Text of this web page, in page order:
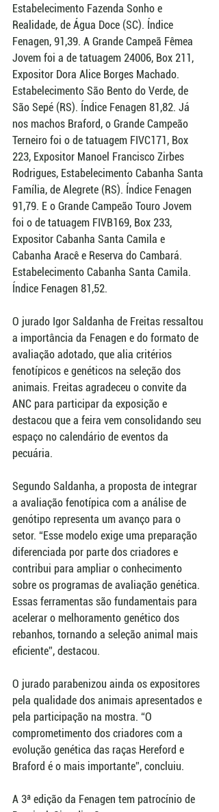
Estabelecimento Fazenda Sonho e
Realidade, de Água Doce (SC). Índice
Fenagen, 91,39. A Grande Campeã Fêmea
Jovem foi a de tatuagem 24006, Box 211,
Expositor Dora Alice Borges Machado.
Estabelecimento São Bento do Verde, de
São Sepé (RS). Índice Fenagen 81,82. Já
nos machos Braford, o Grande Campeão
Terneiro foi o de tatuagem FIVC171, Box
223, Expositor Manoel Francisco Zirbes
Rodrigues, Estabelecimento Cabanha Santa
Família, de Alegrete (RS). Índice Fenagen
91,79. E o Grande Campeão Touro Jovem
foi o de tatuagem FIVB169, Box 233,
Expositor Cabanha Santa Camila e
Cabanha Aracê e Reserva do Cambará.
Estabelecimento Cabanha Santa Camila.
Índice Fenagen 81,52.
O jurado Igor Saldanha de Freitas ressaltou
a importância da Fenagen e do formato de
avaliação adotado, que alia critérios
fenotípicos e genéticos na seleção dos
animais. Freitas agradeceu o convite da
ANC para participar da exposição e
destacou que a feira vem consolidando seu
espaço no calendário de eventos da
pecuária.
Segundo Saldanha, a proposta de integrar
a avaliação fenotípica com a análise de
genótipo representa um avanço para o
setor. “Esse modelo exige uma preparação
diferenciada por parte dos criadores e
contribui para ampliar o conhecimento
sobre os programas de avaliação genética.
Essas ferramentas são fundamentais para
acelerar o melhoramento genético dos
rebanhos, tornando a seleção animal mais
eficiente”, destacou.
O jurado parabenizou ainda os expositores
pela qualidade dos animais apresentados e
pela participação na mostra. “O
comprometimento dos criadores com a
evolução genética das raças Hereford e
Braford é o mais importante”, concluiu.
A 3ª edição da Fenagen tem patrocínio de